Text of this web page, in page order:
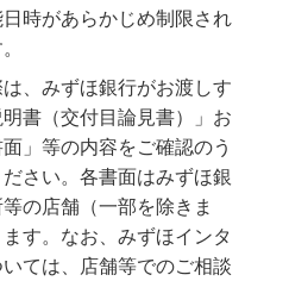
投信申込サービス（サービ
ルチカレンシー口
時があらかじめ制限され
、みずほ銀行がお渡しす
書（交付目論見書）」お
」等の内容をご確認のう
さい。各書面はみずほ銀
の店舗（一部を除きま
す。なお、みずほインタ
ては、店舗等でのご相談